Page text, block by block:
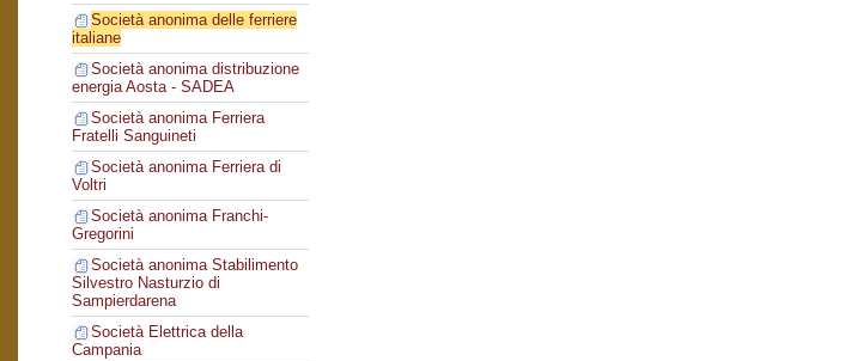
Società anonima delle ferriere
italiane
Società anonima distribuzione
energia Aosta - SADEA
Società anonima Ferriera
Fratelli Sanguineti
Società anonima Ferriera di
Voltri
Società anonima Franchi-
Gregorini
Società anonima Stabilimento
Silvestro Nasturzio di
Sampierdarena
Società Elettrica della
Campania